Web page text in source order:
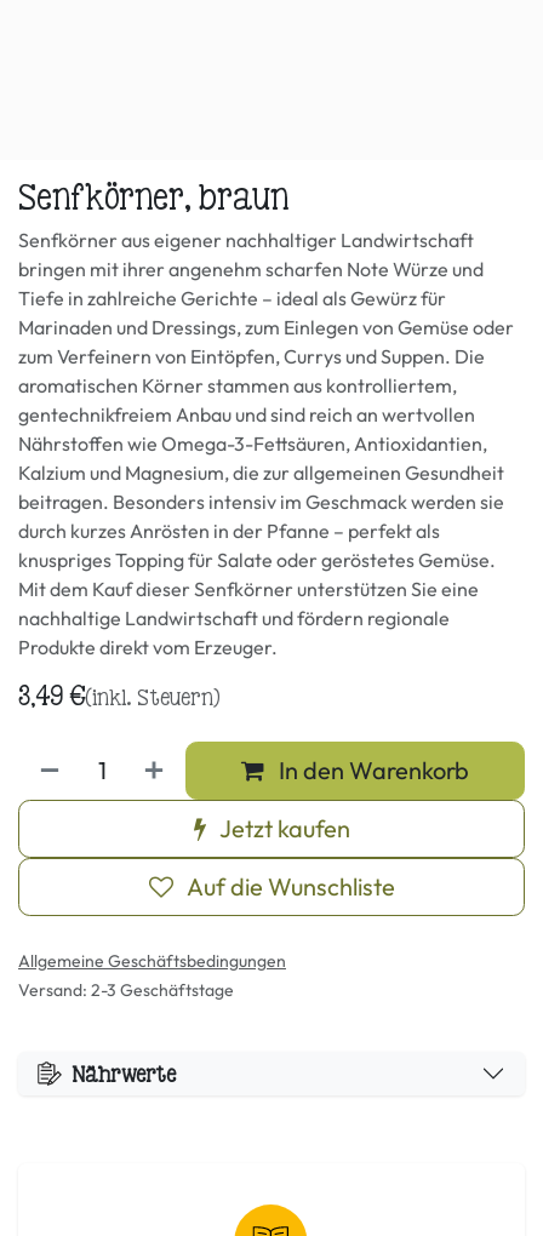
Senfkörner, braun
Senfkörner aus eigener nachhaltiger Landwirtschaft
bringen mit ihrer angenehm scharfen Note Würze und
Tiefe in zahlreiche Gerichte – ideal als Gewürz für
Marinaden und Dressings, zum Einlegen von Gemüse oder
zum Verfeinern von Eintöpfen, Currys und Suppen. Die
aromatischen Körner stammen aus kontrolliertem,
gentechnikfreiem Anbau und sind reich an wertvollen
Nährstoffen wie Omega-3-Fettsäuren, Antioxidantien,
Kalzium und Magnesium, die zur allgemeinen Gesundheit
beitragen. Besonders intensiv im Geschmack werden sie
durch kurzes Anrösten in der Pfanne – perfekt als
knuspriges Topping für Salate oder geröstetes Gemüse.
Mit dem Kauf dieser Senfkörner unterstützen Sie eine
nachhaltige Landwirtschaft und fördern regionale
Produkte direkt vom Erzeuger.
3,49€(inkl. Steuern)
In den Warenkorb
Jetzt kaufen
Auf die Wunschliste
Allgemeine Geschäftsbedingungen
Versand: 2-3 Geschäftstage
Nährwerte